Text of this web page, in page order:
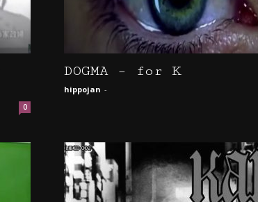
0
DOGMA – for K
hippojan -